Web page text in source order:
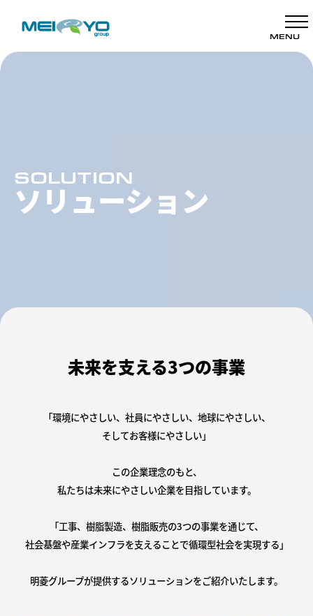
MENU
SOLUTION
ソリューション
未来を支える3つの事業
「環境にやさしい、社員にやさしい、地球にやさしい、
そしてお客様にやさしい」
この企業理念のもと、
私たちは未来にやさしい企業を目指しています。
「工事、樹脂製造、樹脂販売の3つの事業を通じて、
社会基盤や産業インフラを支えることで循環型社会を実現する」
明菱グループが提供するソリューションをご紹介いたします。